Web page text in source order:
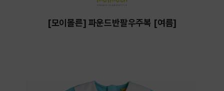
[모이몰른] 파운드반팔우주복 [여름]